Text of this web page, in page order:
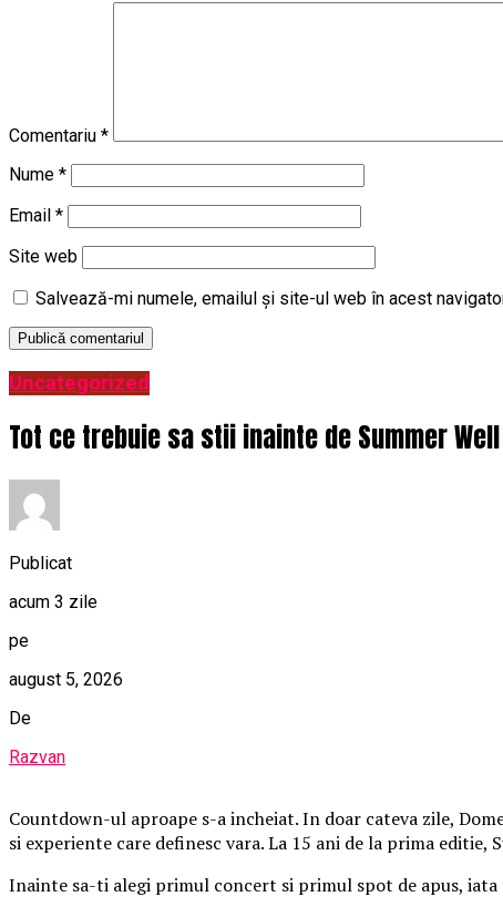
Comentariu *
Nume *
Email *
Site web
Salvează-mi numele, emailul și site-ul web în acest
Uncategorized
Tot ce trebuie sa stii inainte de Summer
Publicat
acum 3 zile
pe
august 5, 2026
De
Razvan
Countdown-ul aproape s-a incheiat. In doar cateva zile,
si experiente care definesc vara. La 15 ani de la prima
Inainte sa-ti alegi primul concert si primul spot de apus,